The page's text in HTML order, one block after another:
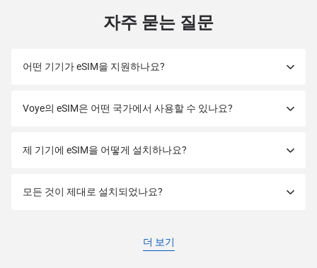
자주 묻는 질문
어떤 기기가 eSIM을 지원하나요?
Voye의 eSIM은 어떤 국가에서 사용할 수 있나요?
제 기기에 eSIM을 어떻게 설치하나요?
모든 것이 제대로 설치되었나요?
더 보기